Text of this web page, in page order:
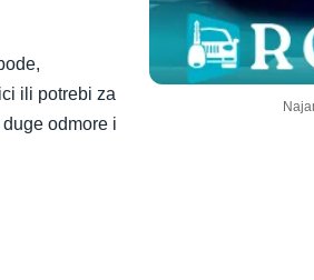
ili potrebi za
odmore i